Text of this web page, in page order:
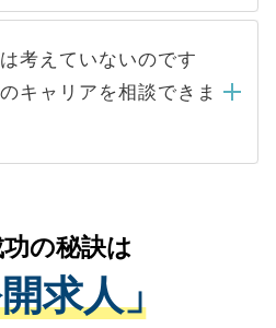
うと、応募が殺到する場
める条件に合った人材の
に依頼するケースが増え
はありません。内定先へ
ャリアパートナーが行い
することはありませんの
い。当サイトからの登録
登録者様の個人情報は、
アップおよび転職活動の
いたします。お預かりし
人データはご本人の許可
り扱いについての厳密な
た事業者のみに付与され
マークを取得済みです。
考えていないのです
キャリアを相談できま
の医療機関の状況や紹介
ら、適切なアドバイスを
す。すぐにご転職をされ
的なサポートが可能です
の秘訣は
求人」